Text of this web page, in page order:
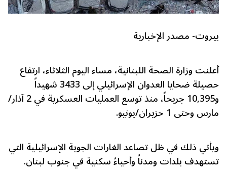
بيروت- مصدر الإخبارية
أعلنت وزارة الصحة اللبنانية، مساء اليوم الثلاثاء، ارتفاع
حصيلة ضحايا العدوان الإسرائيلي إلى 3433 شهيداً
و10,395 جريحاً، منذ توسع العمليات العسكرية في 2 آذار/
مارس وحتى 1 حزيران/يونيو.
ويأتي ذلك في ظل تصاعد الغارات الجوية الإسرائيلية التي
تستهدف بلدات ومدناً وأحياءً سكنية في جنوب لبنان.